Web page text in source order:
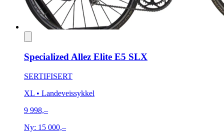
Specialized Allez Elite E5 SLX
SERTIFISERT
XL • Landeveissykkel
9 998,–
Ny: 15 000,–